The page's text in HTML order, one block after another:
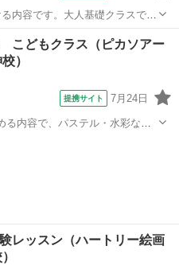
内容です。大人基礎クラスでは
で、無理なく基本的な絵画の知
ペースで学べて振替もできる、
...
こどもクラス（ピカソアー
）
提携サイト 7月24日
る内容で、パステル・水彩など
レッスン（ハートリー絵画